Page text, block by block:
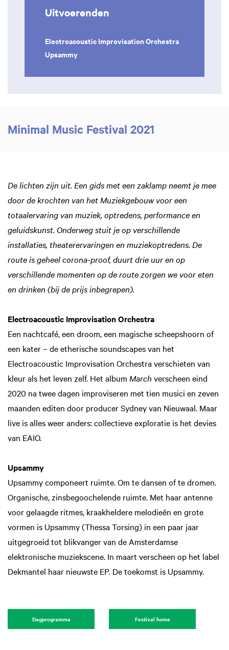
Uitvoerenden
Electroacoustic Improvisation Orchestra
Upsammy
Minimal Music Festival 2021
De lichten zijn uit. Een gids met een zaklamp neemt je mee
door de krochten van het Muziekgebouw voor een
totaalervaring van muziek, optredens, performance en
geluidskunst. Onderweg stuit je op verschillende
installaties, theaterervaringen en muziekoptredens. De
route is geheel corona-proof, duurt drie uur en op
verschillende momenten op de route zorgen we voor eten
en drinken (bij de prijs inbegrepen).
Electroacoustic Improvisation Orchestra
Een nachtcafé, een droom, een magische scheepshoorn of
een kater – de etherische soundscapes van het
Electroacoustic Improvisation Orchestra verschieten van
kleur als het leven zelf. Het album March verscheen eind
2020 na twee dagen improviseren met tien musici en zeven
maanden editen door producer Sydney van Nieuwaal. Maar
live is alles weer anders: collectieve exploratie is het devies
van EAIO.
Upsammy
Upsammy componeert ruimte. Om te dansen of te dromen.
Organische, zinsbegoochelende ruimte. Met haar antenne
voor gelaagde ritmes, kraakheldere melodieën en grote
vormen is Upsammy (Thessa Torsing) in een paar jaar
uitgegroeid tot blikvanger van de Amsterdamse
elektronische muziekscene. In maart verscheen op het label
Dekmantel haar nieuwste EP. De toekomst is Upsammy.
Dagprogramma Festival home